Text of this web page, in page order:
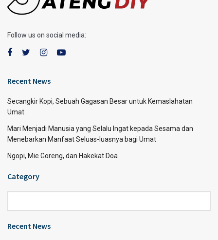
Follow us on social media:
Recent News
Secangkir Kopi, Sebuah Gagasan Besar untuk Kemaslahatan
Umat
Mari Menjadi Manusia yang Selalu Ingat kepada Sesama dan
Menebarkan Manfaat Seluas-luasnya bagi Umat
Ngopi, Mie Goreng, dan Hakekat Doa
Category
Recent News